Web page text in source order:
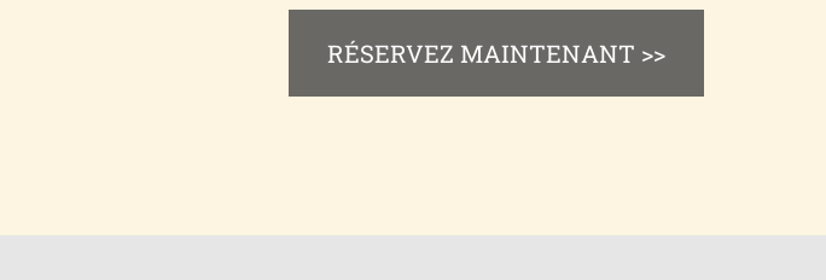
RÉSERVEZ MAINTENANT >>